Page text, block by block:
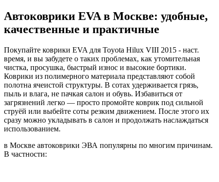
Автоковрики EVA в Москве: удобные,
качественные и практичные
Покупайте коврики EVA для Toyota Hilux VIII 2015 - наст.
время, и вы забудете о таких проблемах, как утомительная
чистка, просушка, быстрый износ и высокие бортики.
Коврики из полимерного материала представляют собой
полотна ячеистой структуры. В сотах удерживается грязь,
пыль и влага, не пачкая салон и обувь. Избавиться от
загрязнений легко — просто промойте коврик под сильной
струёй или выбейте соты резким движением. После этого их
сразу можно укладывать в салон и продолжать наслаждаться
использованием.
в Москве автоковрики ЭВА популярны по многим причинам.
В частности: